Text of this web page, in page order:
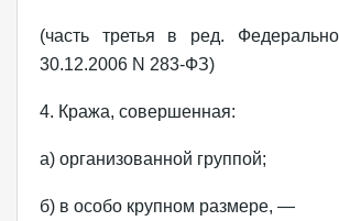
(часть третья в ред.
30.12.2006 N 283-ФЗ)
4. Кража, совершенная:
а) организованной группой;
б) в особо крупном размере, —